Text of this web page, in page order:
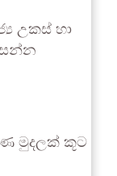
උකස් හා
මුදලක් කූට